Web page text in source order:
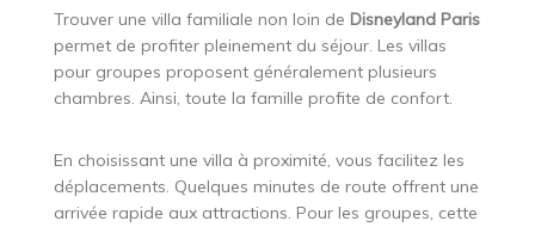
Trouver une villa familiale non loin de Disneyland Paris
permet de profiter pleinement du séjour. Les villas
pour groupes proposent généralement plusieurs
chambres. Ainsi, toute la famille profite de confort.
En choisissant une villa à proximité, vous facilitez les
déplacements. Quelques minutes de route offrent une
arrivée rapide aux attractions. Pour les groupes, cette